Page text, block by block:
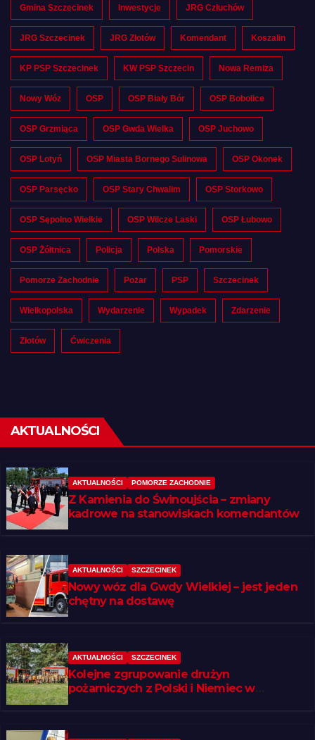
Gmina Szczecinek Inwestycje JRG Człuchów
JRG Szczecinek JRG Złotów Komendant Koszalin
KP PSP Szczecinek KW PSP Szczecin Nowa Remiza
Nowy Wóz OSP OSP Biały Bór OSP Bobolice
OSP Grzmiąca OSP Gwda Wielka OSP Juchowo
OSP Lotyń OSP Miasta Bornego Sulinowa OSP Okonek
OSP Parsęcko OSP Stary Chwalim OSP Storkowo
OSP Sępolno Wielkie OSP Wilcze Laski OSP Łubowo
OSP Żółtnica Policja Polska Pomorskie
Pomorze Zachodnie Pożar PSP Szczecinek
Wielkopolska Wydarzenie Wypadek Zdarzenie
Złotów Ćwiczenia
AKTUALNOŚCI
AKTUALNOŚCI POMORZE ZACHODNIE
Z Kamienia do Świnoujścia – zmiany
kadrowe na stanowiskach komendantów
AKTUALNOŚCI SZCZECINEK
Nowy wóz dla Gwdy Wielkiej – jest jeden
chętny na dostawę
AKTUALNOŚCI SZCZECINEK
Kolejne zgrupowanie drużyn
pożarniczych z Polski i Niemiec w